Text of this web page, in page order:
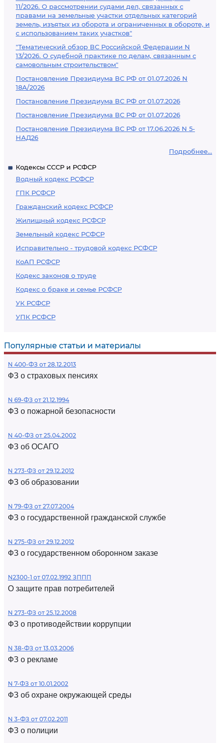
11/2026. О рассмотрении судами дел, связанных с
правами на земельные участки отдельных категорий
земель, изъятых из оборота и ограниченных в обороте, и
с использованием таких участков"
"Тематический обзор ВС Российской Федерации N
13/2026. О судебной практике по делам, связанным с
самовольным строительством"
Постановление Президиума ВС РФ от 01.07.2026 N
18А/2026
Постановление Президиума ВС РФ от 01.07.2026
Постановление Президиума ВС РФ от 01.07.2026
Постановление Президиума ВС РФ от 17.06.2026 N 5-
НАД26
Подробнее...
Кодексы СССР и РСФСР
Водный кодекс РСФСР
ГПК РСФСР
Гражданский кодекс РСФСР
Жилищный кодекс РСФСР
Земельный кодекс РСФСР
Исправительно - трудовой кодекс РСФСР
КоАП РСФСР
Кодекс законов о труде
Кодекс о браке и семье РСФСР
УК РСФСР
УПК РСФСР
Популярные статьи и материалы
N 400-ФЗ от 28.12.2013
ФЗ о страховых пенсиях
N 69-ФЗ от 21.12.1994
ФЗ о пожарной безопасности
N 40-ФЗ от 25.04.2002
ФЗ об ОСАГО
N 273-ФЗ от 29.12.2012
ФЗ об образовании
N 79-ФЗ от 27.07.2004
ФЗ о государственной гражданской службе
N 275-ФЗ от 29.12.2012
ФЗ о государственном оборонном заказе
N2300-1 от 07.02.1992 ЗППП
О защите прав потребителей
N 273-ФЗ от 25.12.2008
ФЗ о противодействии коррупции
N 38-ФЗ от 13.03.2006
ФЗ о рекламе
N 7-ФЗ от 10.01.2002
ФЗ об охране окружающей среды
N 3-ФЗ от 07.02.2011
ФЗ о полиции